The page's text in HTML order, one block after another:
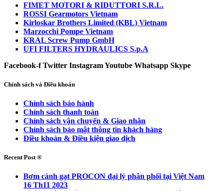
FIMET MOTORI & RIDUTTORI S.R.L.
ROSSI Gearmotors Vietnam
Kirloskar Brothers Limited (KBL) Vietnam
Marzocchi Pompe Vietnam
KRAL Screw Pump GmbH
UFI FILTERS HYDRAULICS S.p.A
Facebook-f Twitter InstagramYoutube Whatsapp Skype
Chính sách và Điều khoản
Chính sách bảo hành
Chính sách thanh toán
Chính sách vận chuyển & Giao nhận
Chính sách bảo mật thông tin khách hàng
Điều khoản & Điều kiện giao dịch
Recent Post ®
Bơm cánh gạt PROCON đại lý phân phối tại Việt Nam
16 Th11 2023